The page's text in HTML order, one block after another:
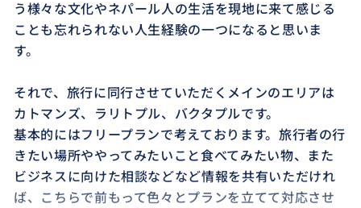
う様々な文化やネパール人の生活を現地に来て感じる
ことも忘れられない人生経験の一つになると思いま
す。
それで、旅行に同行させていただくメインのエリアは
カトマンズ、ラリトプル、バクタプルです。
基本的にはフリープランで考えております。旅行者の行
きたい場所ややってみたいこと食べてみたい物、また
ビジネスに向けた相談などなど情報を共有いただけれ
ば、こちらで前もって色々とプランを立てて対応させ